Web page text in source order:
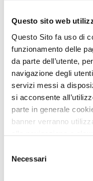
Questo sito web
Questo Sito fa uso di
funzionamento delle
da parte dell’utente,
navigazione degli
servizi messi a
si acconsente
parte in generale
banner verranno
alla navigazione e
Per conoscere i
https://
delNecessari